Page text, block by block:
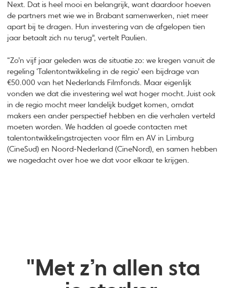
Next. Dat is heel mooi en belangrijk, want daardoor hoeven
de partners met wie we in Brabant samenwerken, niet meer
apart bij te dragen. Hun investering van de afgelopen tien
jaar betaalt zich nu terug”, vertelt Paulien.
“Zo’n vijf jaar geleden was de situatie zo: we kregen vanuit de
regeling ‘Talentontwikkeling in de regio’ een bijdrage van
€50.000 van het Nederlands Filmfonds. Maar eigenlijk
vonden we dat die investering wel wat hoger mocht. Juist ook
in de regio mocht meer landelijk budget komen, omdat
makers een ander perspectief hebben en die verhalen verteld
moeten worden. We hadden al goede contacten met
talentontwikkelingstrajecten voor film en AV in Limburg
(CineSud) en Noord-Nederland (CineNord), en samen hebben
we nagedacht over hoe we dat voor elkaar te krijgen.
"Met z’n allen sta